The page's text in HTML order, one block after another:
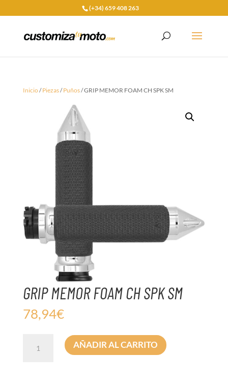
(+34) 659 408 263
Inicio/Piezas/Puños/ GRIP MEMOR FOAM CH SPK SM
GRIP MEMOR FOAM CH SPK SM
78,94€
MEMOR
AÑADIR AL CARRITO